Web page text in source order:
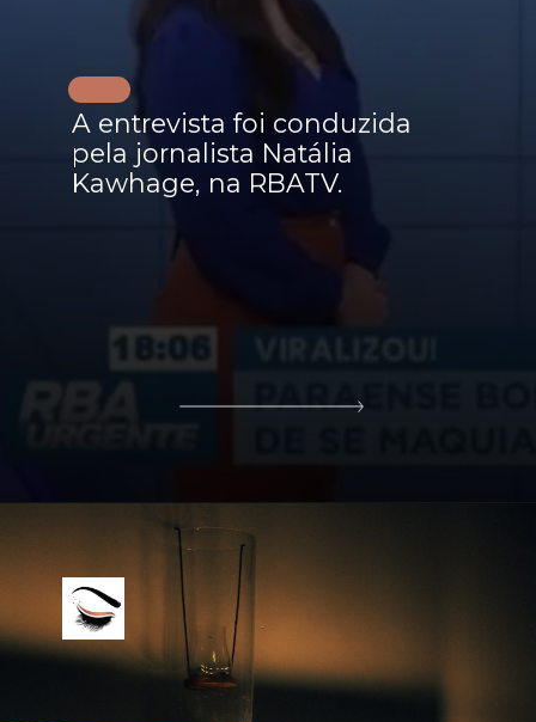
A entrevista foi conduzida
pela jornalista Natália
Kawhage, na RBATV.